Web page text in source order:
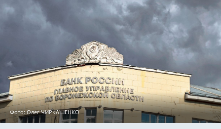
Фото: Олег ЧИРКАШЕНКО